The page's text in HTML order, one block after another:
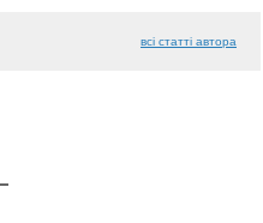
всі статті автора